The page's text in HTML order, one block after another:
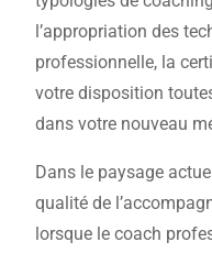
l’appropriation des
professionnelle, la
votre disposition
dans votre nouveau
Dans le paysage
qualité de
lorsque le coach